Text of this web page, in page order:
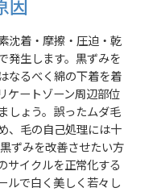
因
沈着・摩擦・圧迫・乾
発生します。黒ずみを
なるべく綿の下着を着
ケートゾーン周辺部位
しょう。誤ったムダ毛
、毛の自己処理には十
ずみを改善させたい方
サイクルを正常化する
ルで白く美しく若々し